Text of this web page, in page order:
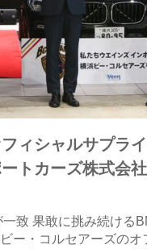
ィシャルサプラ
トカーズ株式会
一致 果敢に挑み続ける
ー・コルセアーズのオ